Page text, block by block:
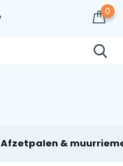
0
Afzetpalen &